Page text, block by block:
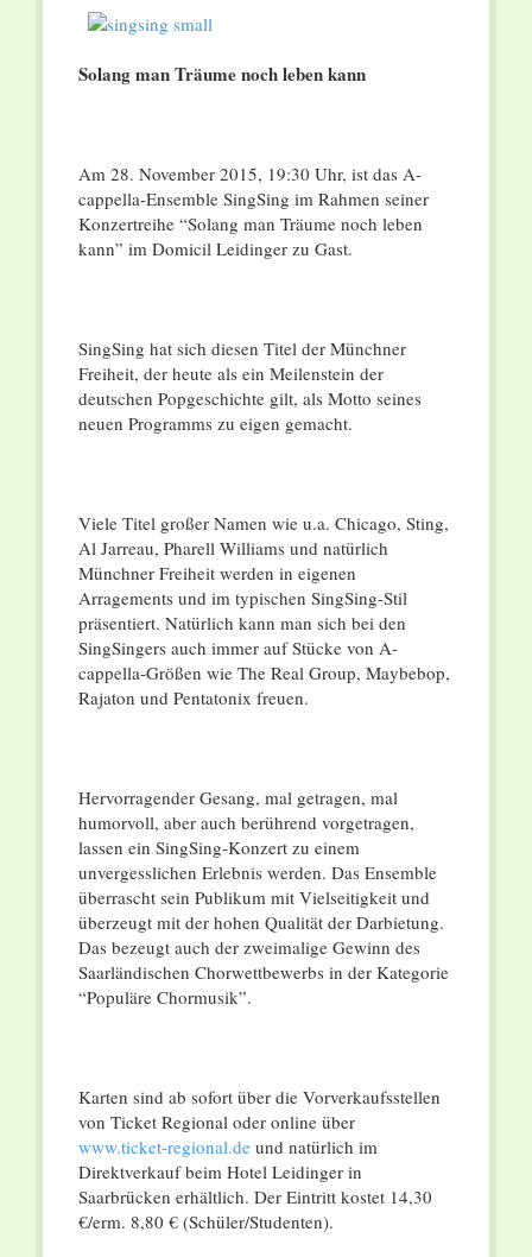
Solang man Träume noch leben kann
Am 28. November 2015, 19:30 Uhr, ist das A-
cappella-Ensemble SingSing im Rahmen seiner
Konzertreihe “Solang man Träume noch leben
kann” im Domicil Leidinger zu Gast.
SingSing hat sich diesen Titel der Münchner
Freiheit, der heute als ein Meilenstein der
deutschen Popgeschichte gilt, als Motto seines
neuen Programms zu eigen gemacht.
Viele Titel großer Namen wie u.a. Chicago, Sting,
Al Jarreau, Pharell Williams und natürlich
Münchner Freiheit werden in eigenen
Arragements und im typischen SingSing-Stil
präsentiert. Natürlich kann man sich bei den
SingSingers auch immer auf Stücke von A-
cappella-Größen wie The Real Group, Maybebop,
Rajaton und Pentatonix freuen.
Hervorragender Gesang, mal getragen, mal
humorvoll, aber auch berührend vorgetragen,
lassen ein SingSing-Konzert zu einem
unvergesslichen Erlebnis werden. Das Ensemble
überrascht sein Publikum mit Vielseitigkeit und
überzeugt mit der hohen Qualität der Darbietung.
Das bezeugt auch der zweimalige Gewinn des
Saarländischen Chorwettbewerbs in der Kategorie
“Populäre Chormusik”.
Karten sind ab sofort über die Vorverkaufsstellen
von Ticket Regional oder online über
www.ticket-regional.deund natürlich im
Direktverkauf beim Hotel Leidinger in
Saarbrücken erhältlich. Der Eintritt kostet 14,30
€/erm. 8,80 € (Schüler/Studenten).